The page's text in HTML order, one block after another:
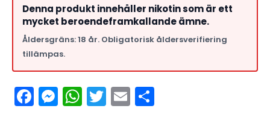
Denna produkt innehåller nikotin som är ett
mycket beroendeframkallande ämne.
Åldersgräns: 18 år. Obligatorisk åldersverifiering
tillämpas.
Facebook
Messenger
WhatsApp
Twitter
Email